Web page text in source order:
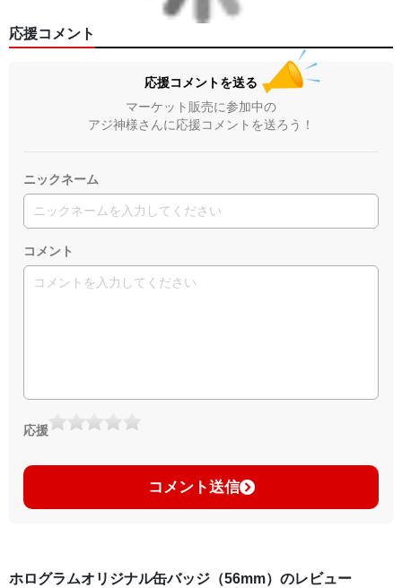
応援コメント
応援コメントを送る
マーケット販売に参加中の
アジ神様さんに応援コメントを送ろう！
ニックネーム
コメント
応援
コメント送信
ホログラムオリジナル缶バッジ（56mm）のレビュー